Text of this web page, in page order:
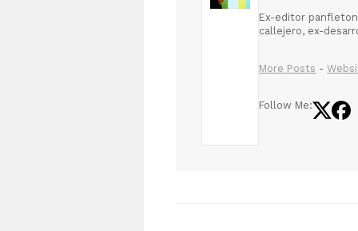
Ex-editor
callejero, ex-
More Posts -
Follow Me: